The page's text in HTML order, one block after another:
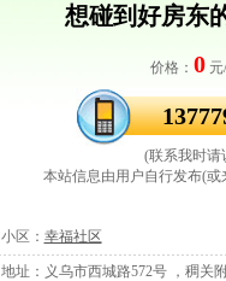
想碰到好房东
价格： 0
(联系我时请
本站信息由用户自行发布(
小区： 幸福社区
地址： 义乌市西城路572号 ，稠关